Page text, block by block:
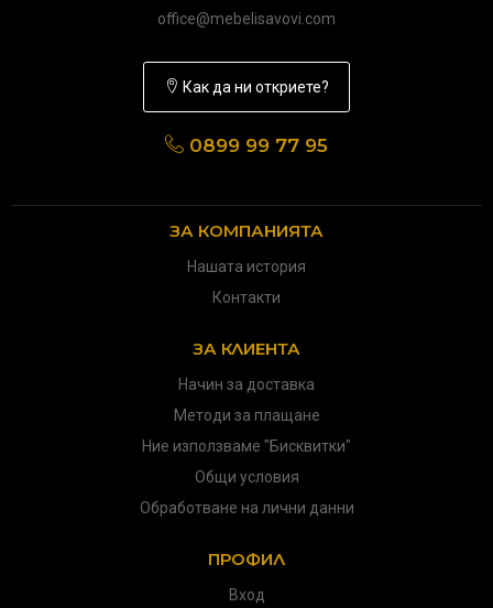
office@mebelisavovi.com
Как да ни откриете?
0899 99 77 95
ЗА КОМПАНИЯТА
Нашата история
Контакти
ЗА КЛИЕНТА
Начин за доставка
Методи за плащане
Ние използваме "Бисквитки"
Общи условия
Обработване на лични данни
ПРОФИЛ
Вход